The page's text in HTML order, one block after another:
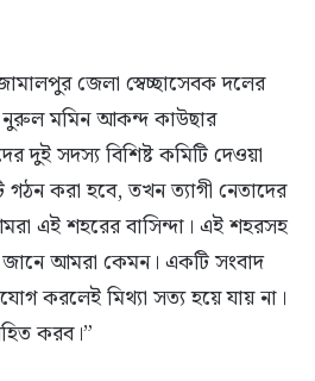
জেলা স্বেচ্ছাসেবক দলের
নুরুল মমিন আকন্দ কাউছার
সদস্য বিশিষ্ট কমিটি দেওয়া
গঠন করা হবে, তখন ত্যাগী নেতাদের
এই শহরের বাসিন্দা। এই শহরসহ
আমরা কেমন। একটি সংবাদ
করলেই মিথ্যা সত্য হয়ে যায় না।
করব।”